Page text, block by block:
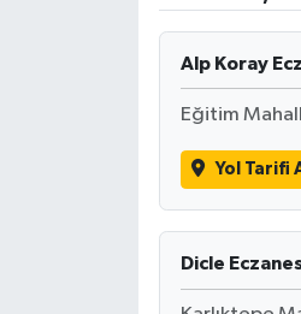
Alp Koray
Eğitim
Yol Tarifi
Dicle